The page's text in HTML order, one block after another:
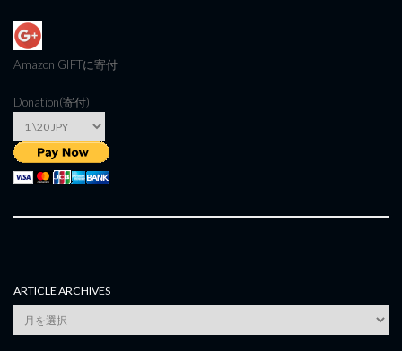
Amazon GIFTに寄付
Donation(寄付)
ARTICLE ARCHIVES
Article
Archives